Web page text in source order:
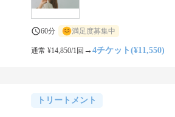
60分 満足度募集中
通常 ¥14,850/1回 →4チケット(¥11,550)
トリートメント